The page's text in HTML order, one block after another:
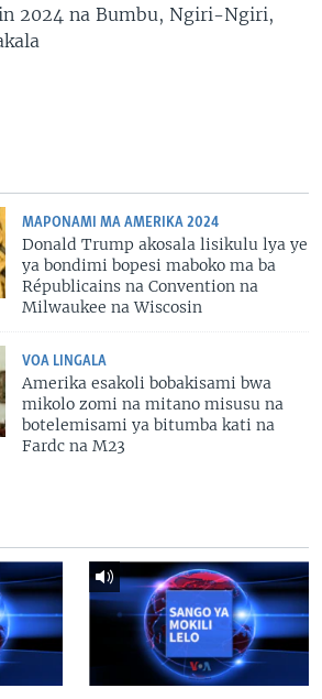
2024 na Bumbu, Ngiri-Ngiri,
MAPONAMI MA AMERIKA 2024
Donald Trump akosala lisikulu lya ye
ya bondimi bopesi maboko ma ba
Républicains na Convention na
Milwaukee na Wiscosin
VOA LINGALA
Amerika esakoli bobakisami bwa
mikolo zomi na mitano misusu na
botelemisami ya bitumba kati na
Fardc na M23